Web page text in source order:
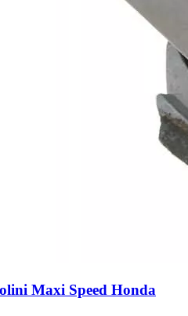
Maxi Speed Honda